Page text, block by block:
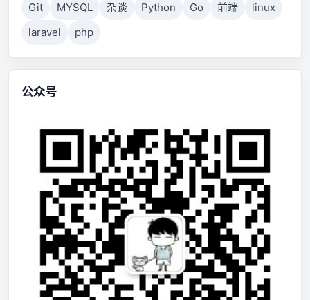
Git
MYSQL 杂谈 Python Go 前端
linux
laravel
php
公众号